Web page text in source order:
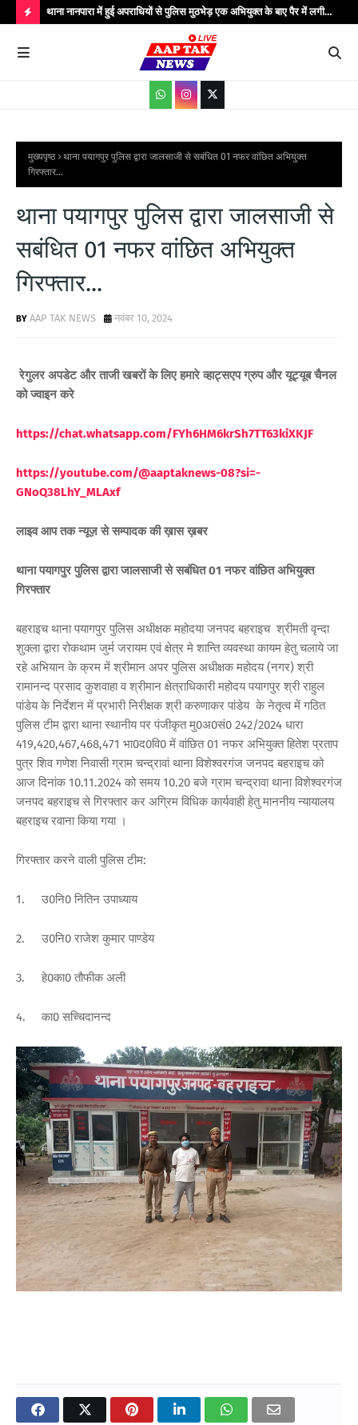
O
S
थाना नानपारा में हुई अपराधियों से पुलिस मुठभेड़ एक अभियुक्त के बाए पैर में लगी
गोली बिजली के तार चोरी के गिरोह के कुल पाँच अपराधी गिरफ्तार मौके पर पुलिस
अधीक्षक बहराइच सहित अधिकारीगण मौजूद...
मुख्यपृष्ठ
थाना पयागपुर पुलिस द्वारा जालसाजी से सबंधित 01 नफर वांछित अभियुक्त
गिरफ्तार...
थाना पयागपुर पुलिस द्वारा जालसाजी से
सबंधित 01 नफर वांछित अभियुक्त
गिरफ्तार...
AAP TAK NEWS नवंबर 10, 2024
रेगुलर अपडेट और ताजी खबरों के लिए हमारे व्हाट्सएप ग्रुप और यूट्यूब चैनल
को ज्वाइन करे
https://chat.whatsapp.com/FYh6HM6krSh7TT63kiXKJF
https://youtube.com/@aaptaknews-08?si=-
GNoQ38LhY_MLAxf
लाइव आप तक न्यूज़ से सम्पादक की ख़ास ख़बर
थाना पयागपुर पुलिस द्वारा जालसाजी से सबंधित 01 नफर वांछित अभियुक्त
गिरफ्तार
बहराइच थाना पयागपुर पुलिस अधीक्षक महोदया जनपद बहराइच श्रीमती वृन्दा
शुक्ला द्वारा रोकथाम जुर्म जरायम एवं क्षेत्र मे शान्ति व्यवस्था कायम हेतु चलाये जा
रहे अभियान के क्रम में श्रीमान अपर पुलिस अधीक्षक महोदय (नगर) श्री
रामानन्द प्रसाद कुशवाहा व श्रीमान क्षेत्राधिकारी महोदय पयागपुर श्री राहुल
पांडेय के निर्देशन में प्रभारी निरीक्षक श्री करुणाकर पांडेय के नेतृत्व में गठित
पुलिस टीम द्वारा थाना स्थानीय पर पंजीकृत मु0अ0सं0 242/2024 धारा
419,420,467,468,471 भा0द0वि0 में वांछित 01 नफर अभियुक्त हितेश प्रताप
पुत्र शिव गणेश निवासी ग्राम चन्द्रावां थाना विशेश्वरगंज जनपद बहराइच को
आज दिनांक 10.11.2024 को समय 10.20 बजे ग्राम चन्द्रावा थाना विशेश्वरगंज
जनपद बहराइच से गिरफ्तार कर अग्रिम विधिक कार्यवाही हेतु माननीय न्यायालय
बहराइच रवाना किया गया ।
गिरफ्तार करने वाली पुलिस टीम:
1. उ0नि0 नितिन उपाध्याय
2. उ0नि0 राजेश कुमार पाण्डेय
3. हे0का0 तौफीक अली
4. का0 सच्चिदानन्द